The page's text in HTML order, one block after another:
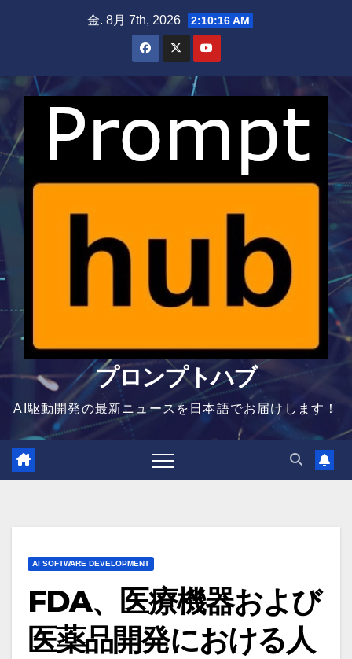
金. 8月 7th, 2026 2:10:17 AM
プロンプトハブ
AI駆動開発の最新ニュースを日本語でお届けします！
AI SOFTWARE DEVELOPMENT
FDA、医療機器および
医薬品開発における人